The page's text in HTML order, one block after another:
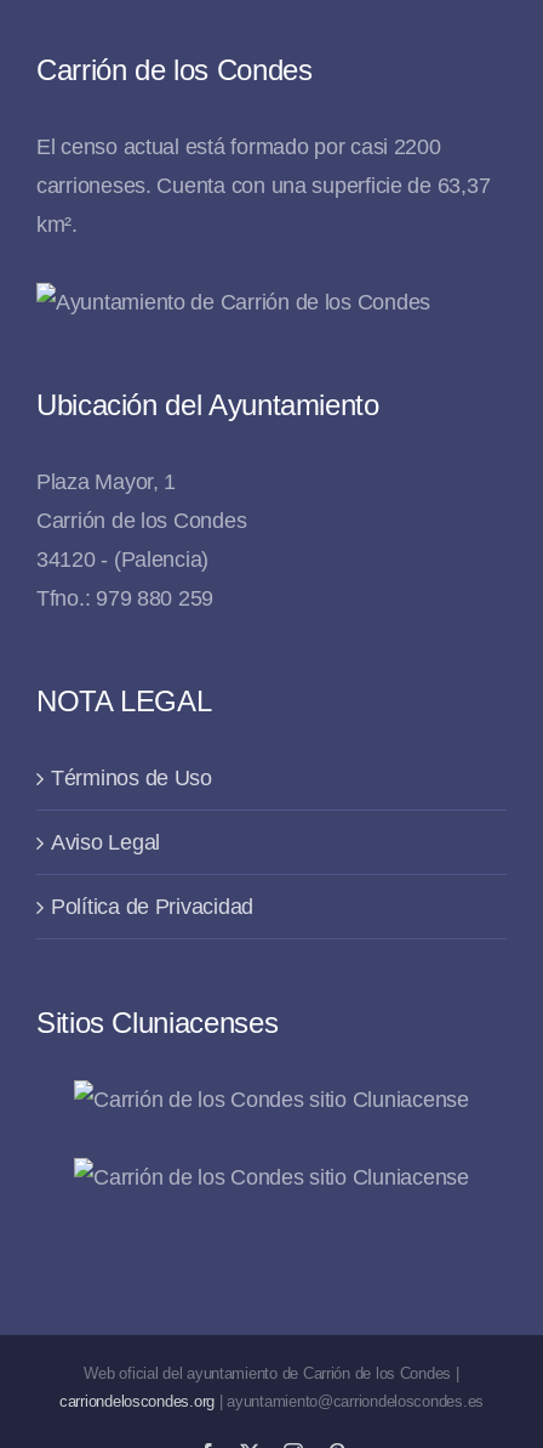
Carrión de los Condes
El censo actual está formado por casi 2200
carrioneses. Cuenta con una superficie de 63,37
km².
Ubicación del Ayuntamiento
Plaza Mayor, 1
Carrión de los Condes
34120 - (Palencia)
Tfno.: 979 880 259
NOTA LEGAL
Términos de Uso
Aviso Legal
Política de Privacidad
Sitios Cluniacenses
Web oficial del ayuntamiento de Carrión de los Condes |
carriondeloscondes.org | ayuntamiento@carriondeloscondes.es